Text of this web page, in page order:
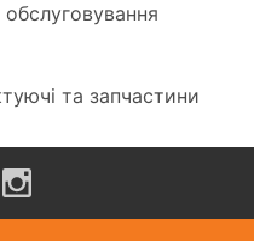
обслуговування
та запчастини